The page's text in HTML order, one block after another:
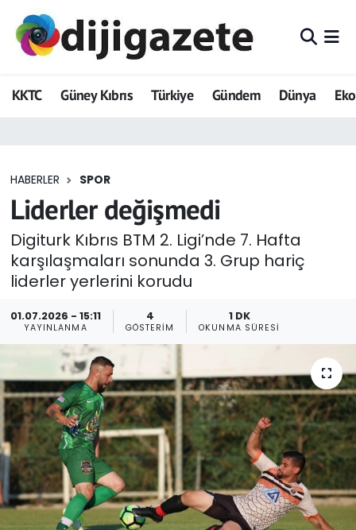
KKTC Güney Kıbrıs Türkiye Gündem Dünya
HABERLER SPOR
Liderler değişmedi
Digiturk Kıbrıs BTM 2. Ligi’nde 7. Hafta
karşılaşmaları sonunda 3. Grup hariç
liderler yerlerini korudu
01.07.2026 - 15:11
YAYINLANMA
4
GÖSTERIM
1 DK
OKUNMA SÜRESI
ADVERTORIAL
Dijigazete
Eğitim
Ekonomi
Foto Galeri
Güncel
Gündem
KKTC
KKTC YEREL SEÇİM 2018
Kültür Sanat
Hava Durumu
Trafik Durumu
Tüm Manşetler
Son Dakika Haberleri
Haber Arşivi